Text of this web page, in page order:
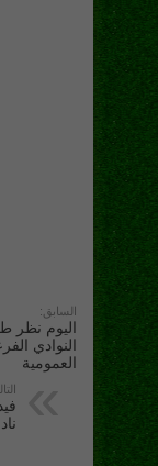
السابق:
اليوم
النوادي
العمومية